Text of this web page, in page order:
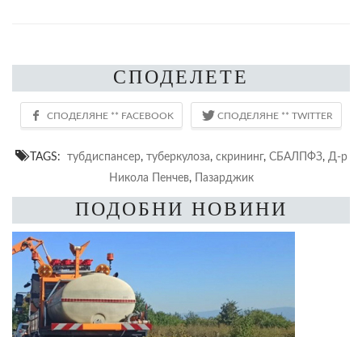
СПОДЕЛЕТЕ
TAGS: тубдиспансер, туберкулоза, скрининг, СБАЛПФЗ, Д-р
Никола Пенчев, Пазарджик
ПОДОБНИ НОВИНИ